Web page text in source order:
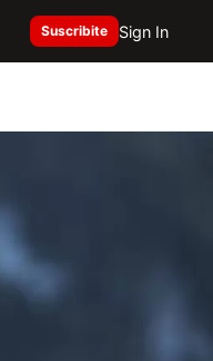
Suscribite Sign In